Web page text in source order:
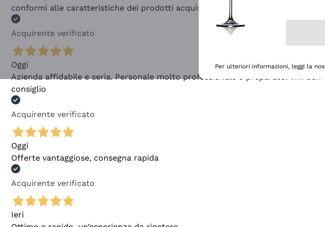
conformi alle caratteristiche dei prodotti acquistati
Acquirente verificato
Oggi
Azienda affidabile e seria. Personale molto professionale e preparato. Vini
consiglio
Acquirente verificato
Oggi
Offerte vantaggiose, consegna rapida
Acquirente verificato
Ieri
Per ulteriori informazioni, leggi la